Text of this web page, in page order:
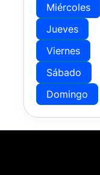
Miércoles
Jueves
Viernes
Sábado
Domingo